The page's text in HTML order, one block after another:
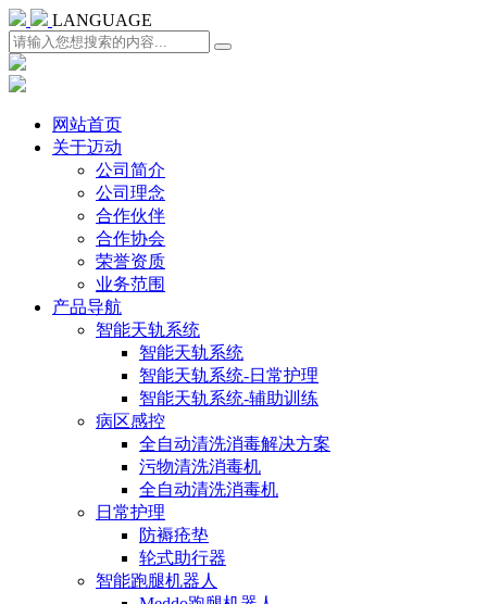
LANGUAGE
网站首页
关于迈动
公司简介
公司理念
合作伙伴
合作协会
荣誉资质
业务范围
产品导航
智能天轨系统
智能天轨系统
智能天轨系统-日常护理
智能天轨系统-辅助训练
病区感控
全自动清洗消毒解决方案
污物清洗消毒机
全自动清洗消毒机
日常护理
防褥疮垫
轮式助行器
智能跑腿机器人